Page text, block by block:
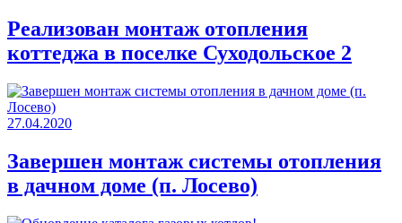
Реализован монтаж отопления
коттеджа в поселке Суходольское 2
27.04.2020
Завершен монтаж системы отопления
в дачном доме (п. Лосево)